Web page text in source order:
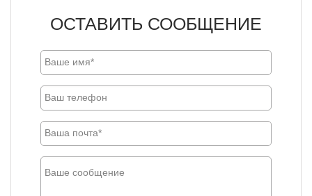
ОСТАВИТЬ СООБЩЕНИЕ